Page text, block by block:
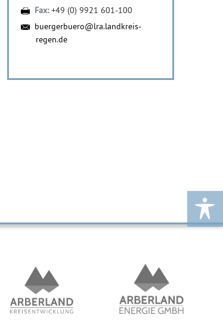
Fax:+49 (0) 9921 601-100
buergerbuero@lra.landkreis-
regen.de